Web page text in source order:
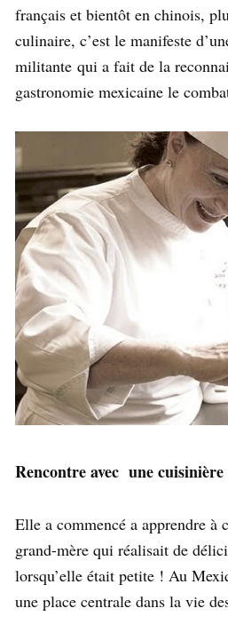
français et bientôt en chinois,
culinaire, c’est le manifeste
militante qui a fait de la
gastronomie mexicaine le
Rencontre avec une cuisinière
Elle a commencé a apprendre à
grand-mère qui réalisait de
lorsqu’elle était petite ! Au
une place centrale dans la vie